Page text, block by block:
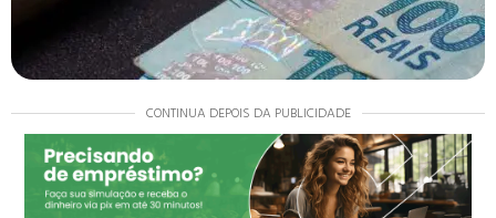
CONTINUA DEPOIS DA PUBLICIDADE